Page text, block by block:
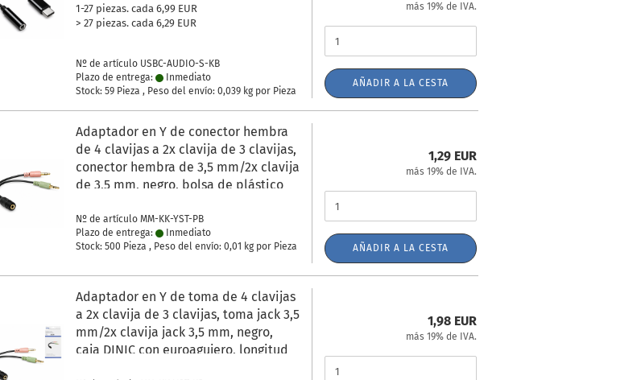
1-27 piezas. cada 6,99 EUR
> 27 piezas. cada 6,29 EUR
Nº de artículo USBC-AUDIO-S-KB
Plazo de entrega:
Inmediato
Stock: 59 Pieza , Peso del envío:0,039 kg por Pieza
más 19% de IVA.
AÑADIR A LA CESTA
Adaptador en Y de conector hembra
de 4 clavijas a 2x clavija de 3 clavijas,
conector hembra de 3,5 mm/2x clavija
de 3,5 mm, negro, bolsa de plástico
Nº de artículo MM-KK-YST-PB
Plazo de entrega:
Inmediato
Stock: 500 Pieza , Peso del envío:0,01 kg por Pieza
1,29 EUR
más 19% de IVA.
AÑADIR A LA CESTA
Adaptador en Y de toma de 4 clavijas
a 2x clavija de 3 clavijas, toma jack 3,5
mm/2x clavija jack 3,5 mm, negro,
caja DINIC con euroagujero, longitud
1,98 EUR
más 19% de IVA.